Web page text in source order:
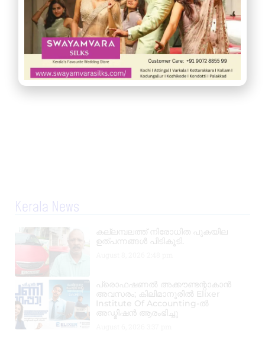
Kerala News
കല്ലമ്പലത്ത് നിരോധിത പുകയില
ഉത്പന്നങ്ങൾ പിടികൂടി.
പ്രൊഫഷണൽ അക്കൗണ്ടന്റാകാൻ
അവസരം; കിലിമാനൂരിൽ Elixer
Institute Of Accounting-ൽ
അഡ്മിഷൻ ആരംഭിച്ചു